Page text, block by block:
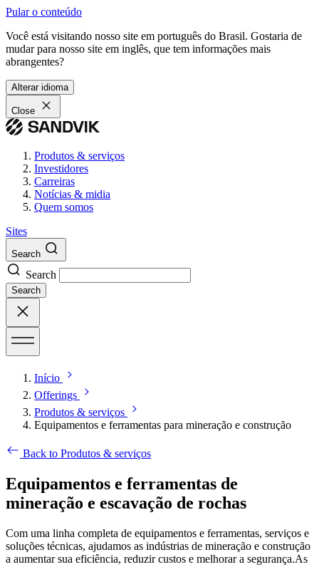
Pular o conteúdo
Você está visitando nosso site em português do Brasil. Gostaria de
mudar para nosso site em inglês, que tem informações mais
abrangentes?
Alterar idioma
Close
Produtos & serviços
Investidores
Carreiras
Notícias & midia
Quem somos
Sites
Search
Search
Search
Início
Offerings
Produtos & serviços
Equipamentos e ferramentas para mineração e construção
Back to Produtos & serviços
Equipamentos e ferramentas de
mineração e escavação de rochas
Com uma linha completa de equipamentos e ferramentas, serviços e
soluções técnicas, ajudamos as indústrias de mineração e construção
a aumentar sua eficiência, reduzir custos e melhorar a segurança.As